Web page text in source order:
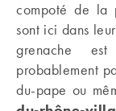
compoté de la
sont ici dans
grenache
probablement
du-pape ou